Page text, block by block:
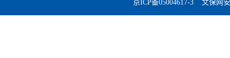
京ICP备05004617-3 文保网安